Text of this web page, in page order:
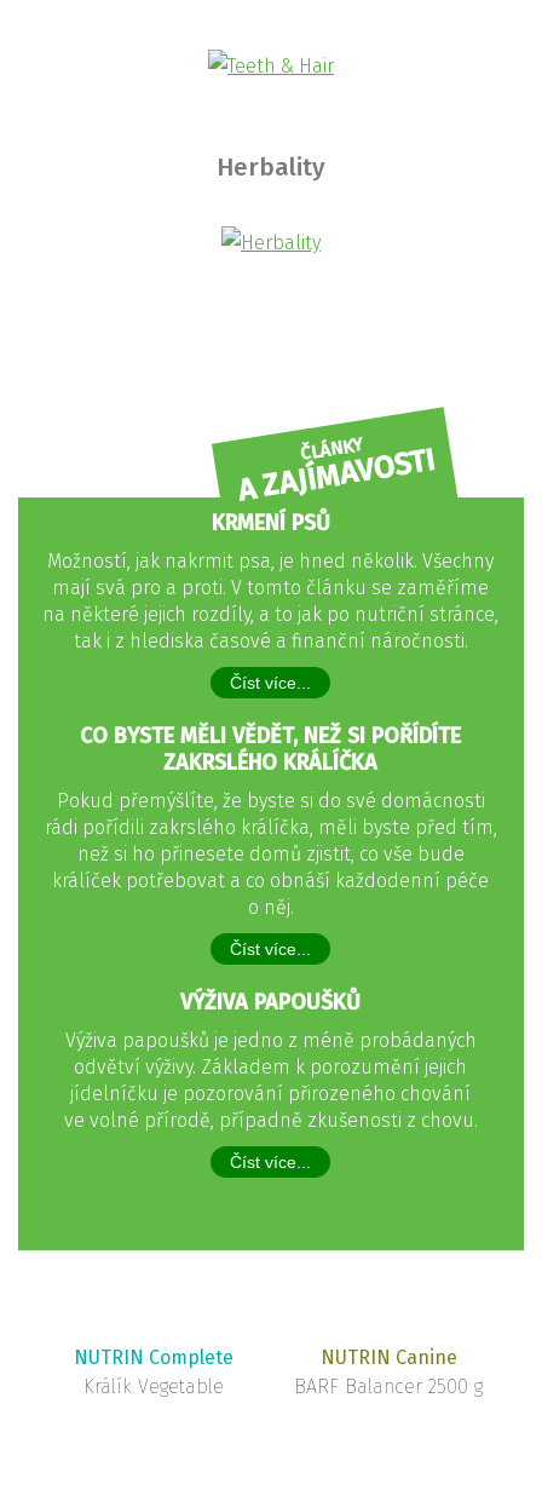
Herbality
ČLÁNKY
A ZAJÍMAVOSTI
KRMENÍ PSŮ
Možností, jak nakrmit psa, je hned několik. Všechny
mají svá pro a proti. V tomto článku se zaměříme
na některé jejich rozdíly, a to jak po nutriční stránce,
tak i z hlediska časové a finanční náročnosti.
Číst více...
CO BYSTE MĚLI VĚDĚT, NEŽ SI POŘÍDÍTE
ZAKRSLÉHO KRÁLÍČKA
Pokud přemýšlíte, že byste si do své domácnosti
rádi pořídili zakrslého králíčka, měli byste před tím,
než si ho přinesete domů zjistit, co vše bude
králíček potřebovat a co obnáší každodenní péče
o něj.
Číst více...
VÝŽIVA PAPOUŠKŮ
Výživa papoušků je jedno z méně probádaných
odvětví výživy. Základem k porozumění jejich
jídelníčku je pozorování přirozeného chování
ve volné přírodě, případně zkušenosti z chovu.
Číst více...
NUTRIN Complete
Králík Vegetable
NUTRIN Canine
BARF Balancer 2500 g